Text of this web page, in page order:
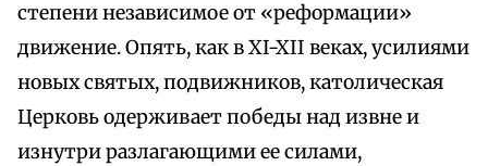
степени независимое от «реформации»
движение. Опять, как в XI-XII веках, усилиями
новых святых, подвижников, католическая
Церковь одерживает победы над извне и
изнутри разлагающими ее силами,